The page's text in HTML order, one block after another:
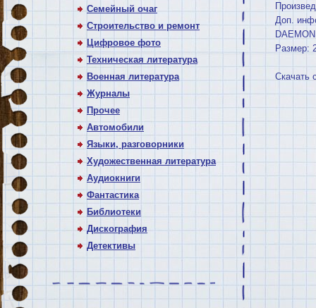
Семейный очаг
Строительство и ремонт
Цифровое фото
Техническая литература
Военная литература
Журналы
Прочее
Автомобили
Языки, разговорники
Художественная литература
Аудиокниги
Фантастика
Библиотеки
Дискография
Детективы
Доп.
Размер:
Скачать